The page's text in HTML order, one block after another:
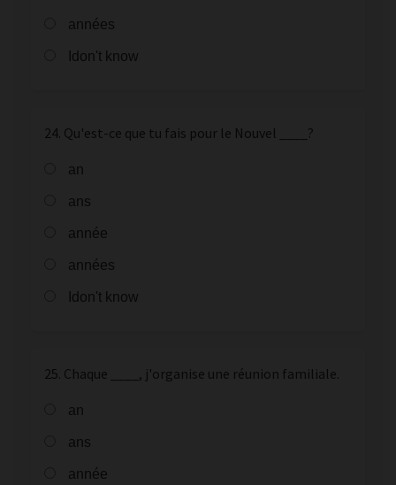
années
Idon't know
24. Qu'est-ce que tu fais pour le Nouvel ____?
an
ans
année
années
Idon't know
25. Chaque ____, j'organise une réunion familiale.
an
ans
année